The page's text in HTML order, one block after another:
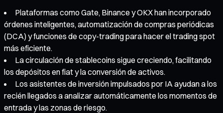
Plataformas como Gate, Binance y OKX han incorporado
órdenes inteligentes, automatización de compras periódicas
(DCA) y funciones de copy-trading para hacer el trading spot
más eficiente.
La circulación de stablecoins sigue creciendo, facilitando
los depósitos en fiat y la conversión de activos.
Los asistentes de inversión impulsados por IA ayudan a los
recién llegados a analizar automáticamente los momentos de
entrada y las zonas de riesgo.